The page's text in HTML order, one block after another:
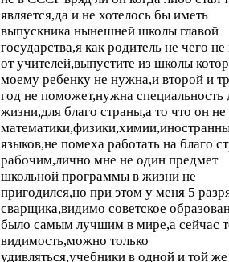
является,да и не хотелось бы иметь
выпускника нынешней школы главой
государства,я как родитель не чего
от учителей,выпустите из школы
моему ребенку не нужна,и второй и
год не поможет,нужна специальность
жизни,для благо страны,а то что он не
языков,не помеха работать на благо
рабочим,лично мне не один предмет
школьной программы в жизни не
пригодился,но при этом у меня 5
сварщика,видимо советское
было самым лучшим в мире,а сейчас
видимость,можно только
удивляться,учебники в одной и той же